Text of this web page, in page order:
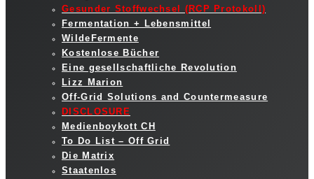
Gesunder Stoffwechsel (RCP Protokoll)
Fermentation + Lebensmittel
WildeFermente
Kostenlose Bücher
Eine gesellschaftliche Revolution
Lizz Marion
Off-Grid Solutions and Countermeasure
DISCLOSURE
Medienboykott CH
To Do List – Off Grid
Die Matrix
Staatenlos